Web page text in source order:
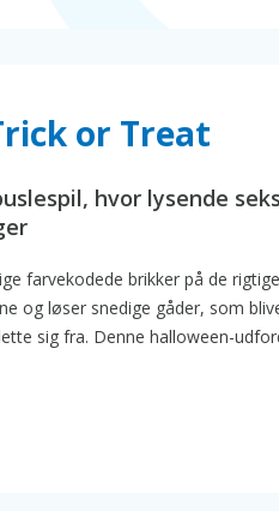
or Treat
hvor lysende
farvekodede brikker på de
og løser snedige gåder, som
sig fra. Denne halloween-